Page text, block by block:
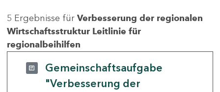
5 Ergebnisse für Verbesserung der regionalen
Wirtschaftsstruktur Leitlinie für
regionalbeihilfen
Gemeinschaftsaufgabe
"Verbesserung der